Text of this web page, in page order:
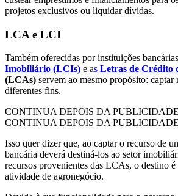
projetos exclusivos ou liquidar dívidas.
LCA e LCI
Também oferecidas por instituições
Imobiliário (LCIs) e as Letras de Crédito
(LCAs) servem ao mesmo propósito: captar
diferentes fins.
CONTINUA DEPOIS DA PUBLICIDADE
CONTINUA DEPOIS DA PUBLICIDADE
Isso quer dizer que, ao captar o recurso de
bancária deverá destiná-los ao setor
recursos provenientes das LCAs, o destino
atividade de agronegócio.